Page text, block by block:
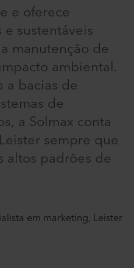
e oferece
sustentáveis
manutenção de
ambiental.
a bacias de
de
a Solmax conta
sempre que
altos padrões de
em marketing, Leister